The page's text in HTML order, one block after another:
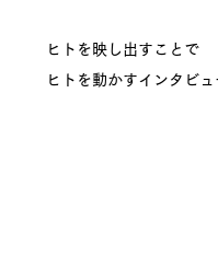
ヒトを映し出すことで
ヒトを動かすインタビ